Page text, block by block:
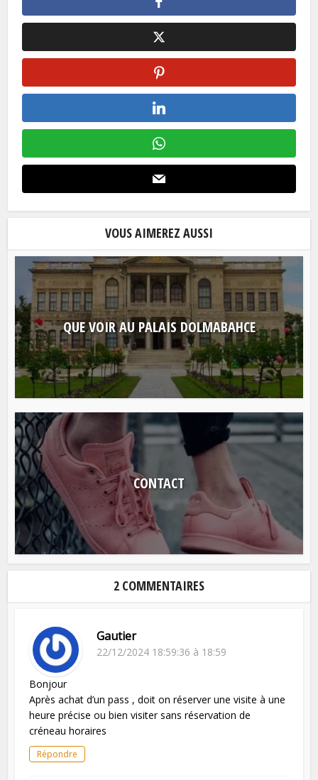
VOUS AIMEREZ AUSSI
QUE VOIR AU PALAIS DOLMABAHCE
CONTACT
2 COMMENTAIRES
Gautier
22/12/2024 18:59:36 à 18:59
Bonjour
Après achat d’un pass , doit on réserver une visite à une
heure précise ou bien visiter sans réservation de
créneau horaires
Répondre